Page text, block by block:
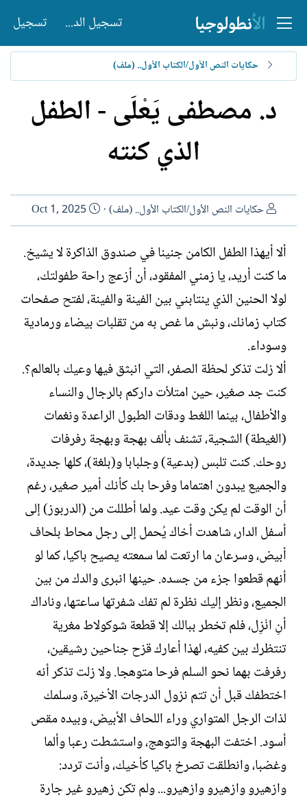
تسجيل الدخول تسجيل
حكايات النص الأول/الكتاب الأول.. (ملف)
د. مصطفى يَعْلَى - الطفل
الذي كنته
ا
ل
ا
ت
ب
حكايات النص الأول/الكتاب الأول.. (ملف)
ت
ا
ر
ي
خ
إ
ا
ء
Oct 1, 2025
ألا أيهذا الطفل الكامن جنينا في صندوق الذاكرة لا يشيخ.
ما كنت أريد، يا زمني المفقود، أن أزعج راحة طفولتك،
لولا الحنين الذي ينتابني بين الفينة والفينة، لفتح صفحات
كتاب زمانك، ونبش ما غص به من تقلبات بيضاء ورمادية
وسوداء.
ألا زلت تذكر لحظة الصفر، التي انبثق فيها وعيك بالعالم؟.
كنت جد صغير، حين امتلأت داركم بالرجال والنساء
والأطفال، بينما اللغط ودقات الطبول الراعدة ونغمات
(الغيطة) الشجية، تشنف بألف بهجة وبهجة رفرفات
روحك. كنت تلبس (بدعية) وجلبابا و(بلغة)، كلها جديدة،
والجميع يبدون اهتماما وفرحا بك كأنك أمير صغير، رغم
أن الوقت لم يكن وقت عيد. ولما أطللت من (الدربوز) إلى
أسفل الدار، شاهدت أخاك يُحمل إلى رجل محاط بلحاف
أبيض، وسرعان ما ارتعت لما سمعته يصيح باكيا، كما لو
أنهم قطعوا جزء من جسده. حينها انبرى والدك من بين
الجميع، ونظر إليك نظرة لم تفك شفرتها ساعتها، وناداك
أنِ انْزِل، فلم تخطر ببالك إلا قطعة شوكولاط مغرية
تنتظرك بين كفيه، لهذا أعارك قزح جناحين رشيقين،
رفرفت بهما نحو السلم فرحا متوهجا. ولا زلت تذكر أنه
اختطفك قبل أن تتم نزول الدرجات الأخيرة، وسلمك
لذات الرجل المتواري وراء اللحاف الأبيض، وبيده مقص
أسود. اختفت البهجة والتوهج، واستشطت رعبا وألما
وغضبا، وانطلقت تصرخ باكيا كأخيك، وأنت تردد:
وازهيرو وازهيرو وازهيرو... ولم تكن زهيرو غير جارة